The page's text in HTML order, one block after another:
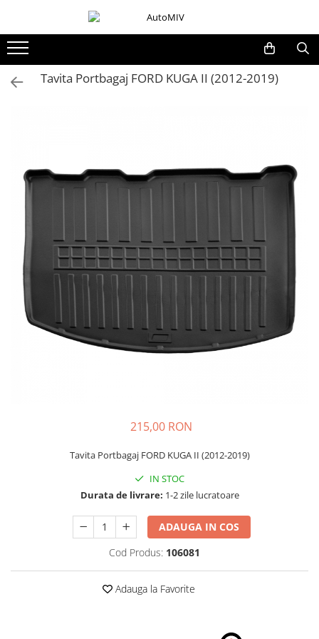
Oferta Saptamanii
Seturi Butoane
Buton Clapeta Rezervor
Buton Portbagaj
Alte Butoane/Comutatoare
Butoane Semnalizare
Schimbatoare Viteze
Accesorii Interior Auto
Tavite Portbagaj Dedicate
Tavita Portbagaj FORD KUGA II (2012-2019)
215,00 RON
Tavita Portbagaj FORD KUGA II (2012-2019)
IN STOC
Durata de livrare: 1-2 zile lucratoare
ADAUGA IN COS
Cod Produs: 106081
Adauga la Favorite